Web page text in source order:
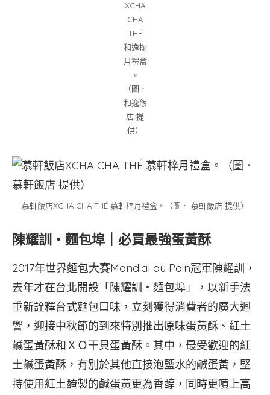
XCHA
CHA
THÉ
和逸掬
月禮盒
。
（圖．
和逸飯
店 提
供）
慕軒飯店XCHA CHA THÉ 慕軒梓月禮盒。（圖． 慕軒飯店 提供）
陳耀訓・麵包埠｜必買最強蛋黃酥
2017年世界麵包大賽Mondial du Pain冠軍陳耀訓，
去年才在台北開設「陳耀訓・麵包埠」，以新手法
重新詮釋台式麵包口味，立刻獲得消費者的廣大迴
響，迎接中秋節的到來特別推出原味蛋黃酥、紅土
鹹蛋黃酥和ＸＯ干貝蛋黃酥。其中，最受歡迎的紅
土鹹蛋黃酥，有別於其他直接泡鹽水的鹹蛋黃，堅
持使用紅土醃製的鹹蛋黃更為香醇，同時更噴上高